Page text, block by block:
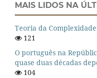
MAIS LIDOS NA
Teoria da
121
O português na
quase duas décadas
104